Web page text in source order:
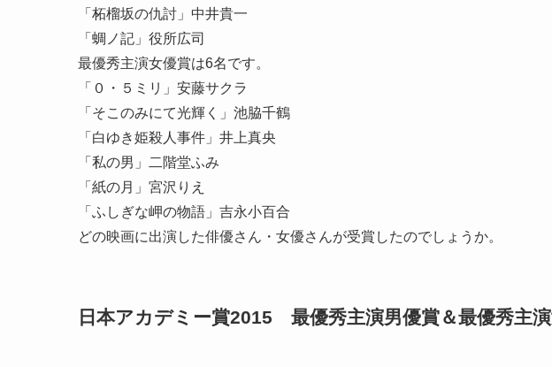
「柘榴坂の仇討」中井貴一
「蜩ノ記」役所広司
最優秀主演女優賞は6名です。
「０・５ミリ」安藤サクラ
「そこのみにて光輝く」池脇千鶴
「白ゆき姫殺人事件」井上真央
「私の男」二階堂ふみ
「紙の月」宮沢りえ
「ふしぎな岬の物語」吉永小百合
どの映画に出演した俳優さん・女優さんが受賞したのでしょうか。
日本アカデミー賞2015 最優秀主演男優賞＆最優秀主